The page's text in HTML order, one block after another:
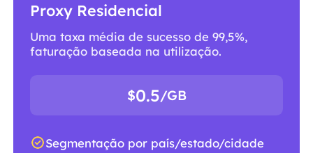
Proxy Residencial
Uma taxa média de sucesso de 99,5%,
faturação baseada na utilização.
$0.5/GB
Segmentação por país/estado/cidade